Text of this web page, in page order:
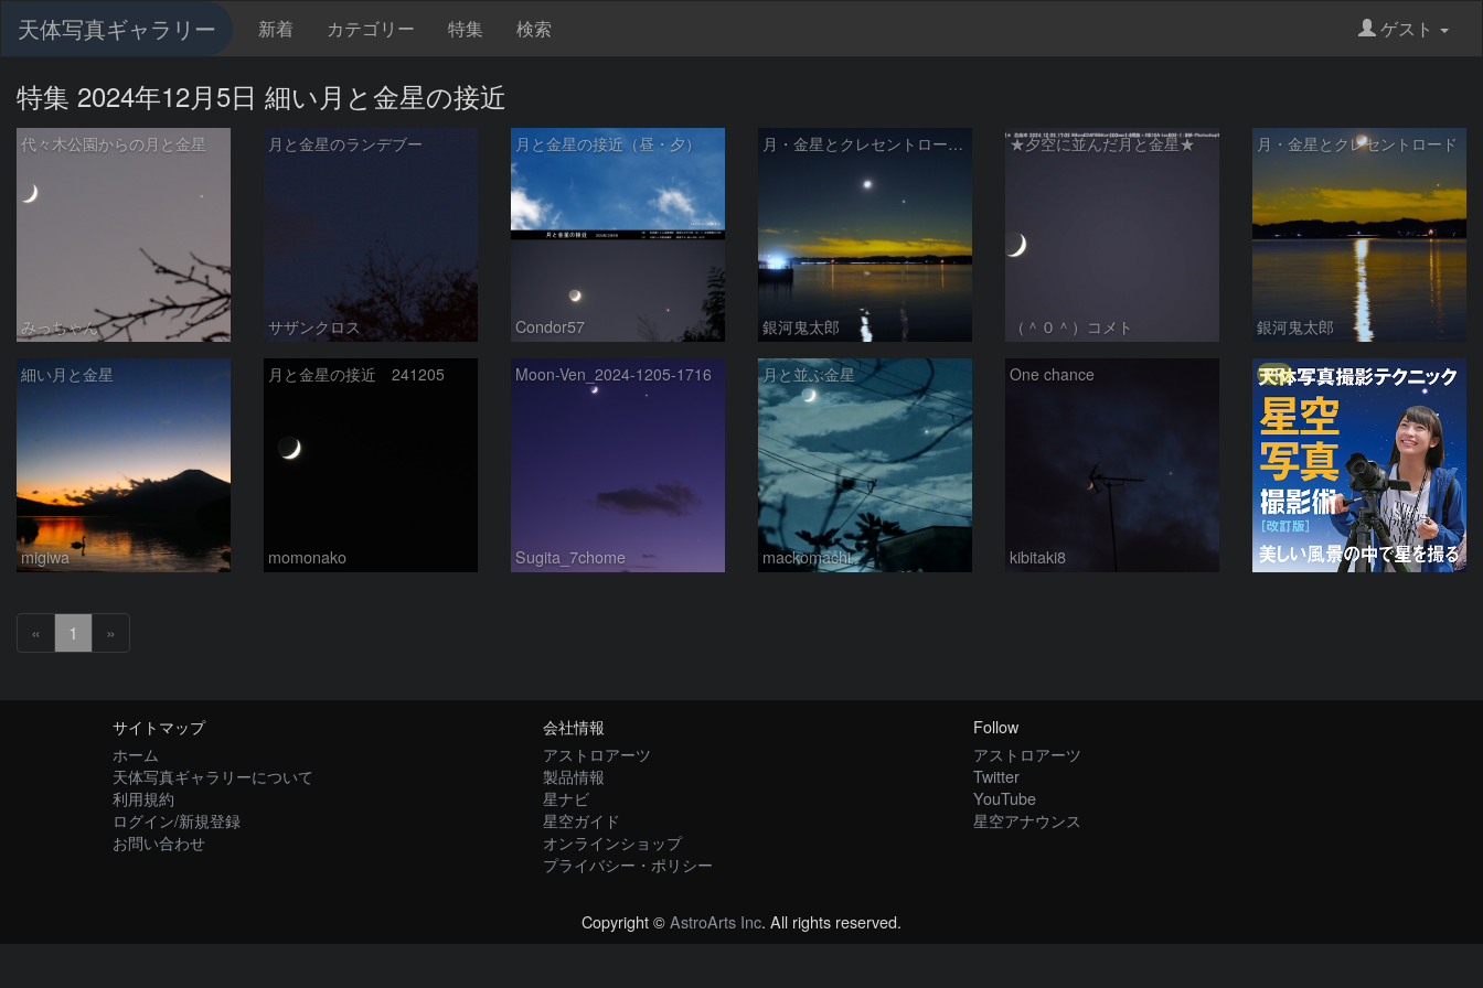
天体写真ギャラリー 新着 カテゴリー 特集 検索 ゲスト
特集 2024年12月5日 細い月と金星の接近
代々木公園からの月と金星
みっちゃん
月と金星のランデブー
サザンクロス
月と金星の接近（昼・夕）
Condor57
月・金星とクレセントロードⅡ
銀河鬼太郎
★夕空に並んだ月と金星★
（＾０＾）コメト
月・金星とクレセントロード
銀河鬼太郎
細い月と金星
migiwa
月と金星の接近 241205
momonako
Moon-Ven_2024-1205-1716
Sugita_7chome
月と並ぶ金星
mackomachi
One chance
kibitaki8
PR
« 1 »
サイトマップ
ホーム
天体写真ギャラリーについて
利用規約
ログイン/新規登録
お問い合わせ
会社情報
アストロアーツ
製品情報
星ナビ
星空ガイド
オンラインショップ
プライバシー・ポリシー
Follow
アストロアーツ
Twitter
YouTube
星空アナウンス
Copyright ©AstroArts Inc. All rights reserved.